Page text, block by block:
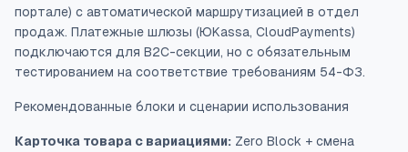
портале) с автоматической маршрутизацией в отдел
продаж. Платежные шлюзы (ЮKassa, CloudPayments)
подключаются для B2C-секции, но с обязательным
тестированием на соответствие требованиям 54-ФЗ.
Рекомендованные блоки и сценарии использования
Карточка товара с вариациями: Zero Block + смена